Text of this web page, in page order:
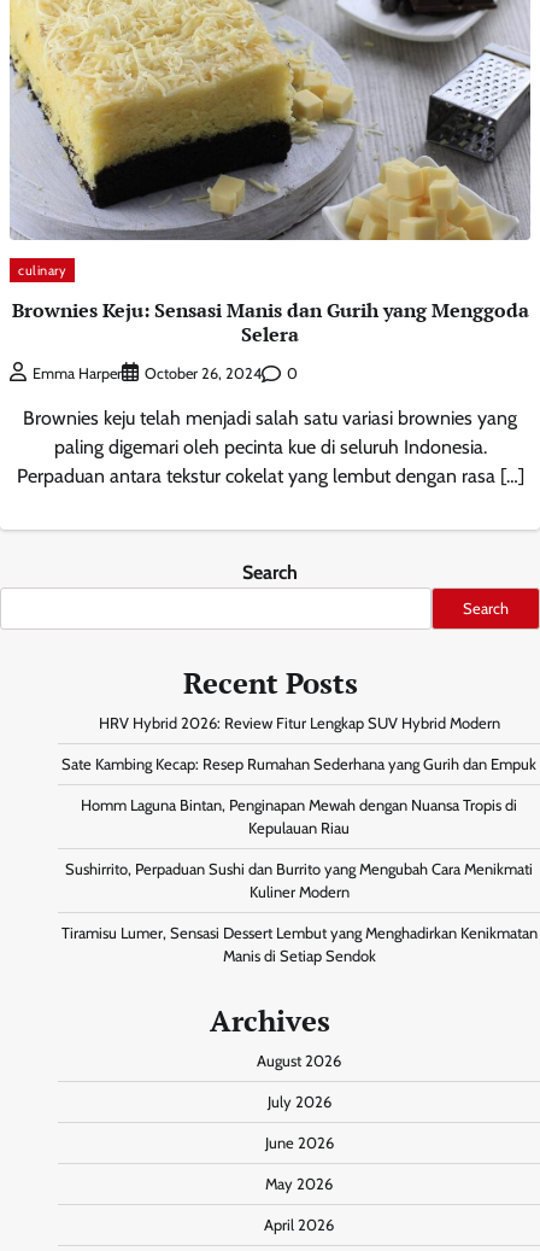
culinary
Brownies Keju: Sensasi Manis dan Gurih yang Menggoda
Selera
Emma Harper October 26, 2024 0
Brownies keju telah menjadi salah satu variasi brownies yang
paling digemari oleh pecinta kue di seluruh Indonesia.
Perpaduan antara tekstur cokelat yang lembut dengan rasa […]
Search
Search
Recent Posts
HRV Hybrid 2026: Review Fitur Lengkap SUV Hybrid Modern
Sate Kambing Kecap: Resep Rumahan Sederhana yang Gurih dan Empuk
Homm Laguna Bintan, Penginapan Mewah dengan Nuansa Tropis di
Kepulauan Riau
Sushirrito, Perpaduan Sushi dan Burrito yang Mengubah Cara Menikmati
Kuliner Modern
Tiramisu Lumer, Sensasi Dessert Lembut yang Menghadirkan Kenikmatan
Manis di Setiap Sendok
Archives
August 2026
July 2026
June 2026
May 2026
April 2026